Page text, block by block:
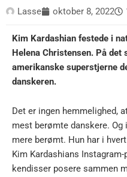
Lasse oktober 8, 2022
Kim Kardashian festede i
Helena Christensen. På det
amerikanske superstjerne
danskeren.
Det er ingen hemmelighed,
mest berømte danskere.
mere berømt. Hun har i
Kim Kardashians
kendisser posere sammen